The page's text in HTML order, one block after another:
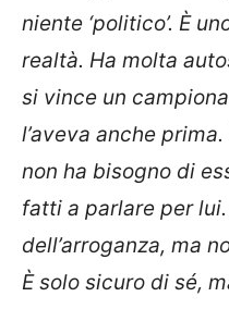
niente ‘politico’. È
realtà. Ha molta
si vince un
l’aveva anche
non ha bisogno di
fatti a parlare per
dell’arroganza, ma
È solo sicuro di sé,